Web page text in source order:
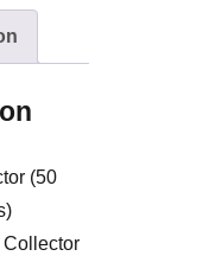
tt
er
(50